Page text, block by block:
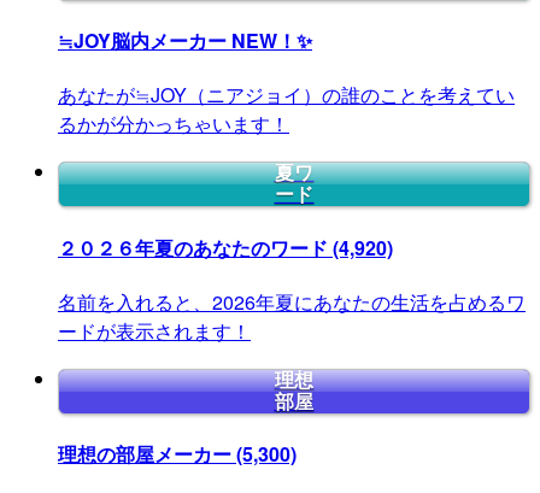
≒JOY脳内メーカー NEW！✨
あなたが≒JOY（ニアジョイ）の誰のことを考えてい
るかが分かっちゃいます！
夏ワ
ード
２０２６年夏のあなたのワード (4,920)
名前を入れると、2026年夏にあなたの生活を占めるワ
ードが表示されます！
理想
部屋
理想の部屋メーカー(5,300)